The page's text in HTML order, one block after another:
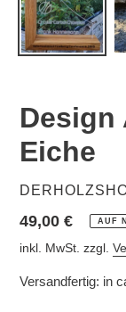
Design
Eiche
VERKÄUFER
Normaler
Preis
49,00 € AUF
inkl. MwSt. zzgl.
Versandfertig: in